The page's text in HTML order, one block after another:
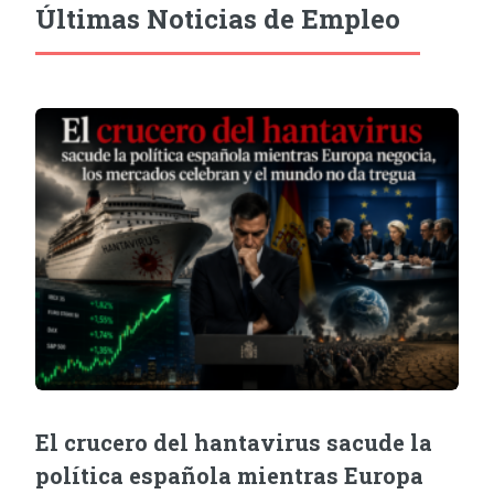
Últimas Noticias de Empleo
El crucero del hantavirus sacude la
política española mientras Europa